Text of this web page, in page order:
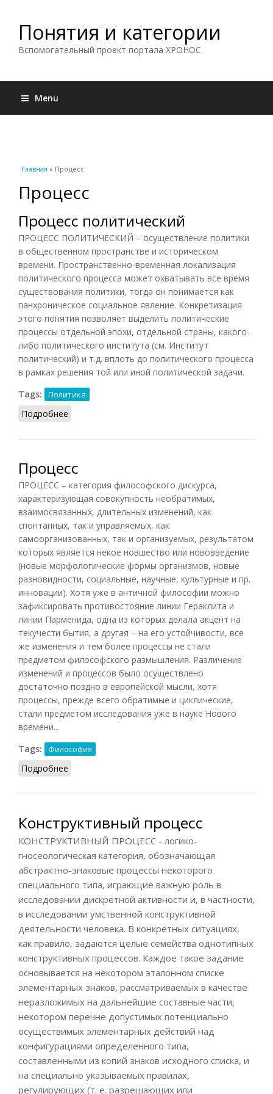
Понятия и категории
Вспомогательный проект портала ХРОНОС
Menu
Вы здесь
Главная » Процесс
Процесс
Процесс политический
ПРОЦЕСС ПОЛИТИЧЕСКИЙ – осуществление политики
в общественном пространстве и историческом
времени. Пространственно-временная локализация
политического процесса может охватывать все время
существования политики, тогда он понимается как
панхроническое социальное явление. Конкретизация
этого понятия позволяет выделить политические
процессы отдельной эпохи, отдельной страны, какого-
либо политического института (см. Институт
политический) и т.д. вплоть до политического процесса
в рамках решения той или иной политической задачи.
Tags:
Политика
Подробнее
Процесс
ПРОЦЕСС – категория философского дискурса,
характеризующая совокупность необратимых,
взаимосвязанных, длительных изменений, как
спонтанных, так и управляемых, как
самоорганизованных, так и организуемых, результатом
которых является некое новшество или нововведение
(новые морфологические формы организмов, новые
разновидности, социальные, научные, культурные и пр.
инновации). Хотя уже в античной философии можно
зафиксировать противостояние линии Гераклита и
линии Парменида, одна из которых делала акцент на
текучести бытия, а другая – на его устойчивости, все
же изменения и тем более процессы не стали
предметом философского размышления. Различение
изменений и процессов было осуществлено
достаточно поздно в европейской мысли, хотя
процессы, прежде всего обратимые и циклические,
стали предметом исследования уже в науке Нового
времени...
Tags:
Философия
Подробнее
Конструктивный процесс
КОНСТРУКТИВНЫЙ ПРОЦЕСС - логико-
гносеологическая категория, обозначающая
абстрактно-знаковые процессы некоторого
специального типа, играющие важную роль в
исследовании дискретной активности и, в частности,
в исследовании умственной конструктивной
деятельности человека. В конкретных ситуациях,
как правило, задаются целые семейства однотипных
конструктивных процессов. Каждое такое задание
основывается на некотором эталонном списке
элементарных знаков, рассматриваемых в качестве
неразложимых на дальнейшие составные части,
некотором перечне допустимых потенциально
осуществимых элементарных действий над
конфигурациями определенного типа,
составленными из копий знаков исходного списка, и
на специально указываемых правилах,
регулирующих (т. е. разрешающих или